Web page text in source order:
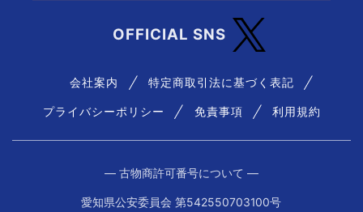
OFFICIAL SNS
会社案内 特定商取引法に基づく表記
プライバシーポリシー 免責事項 利用規約
― 古物商許可番号について ―
愛知県公安委員会 第542550703100号